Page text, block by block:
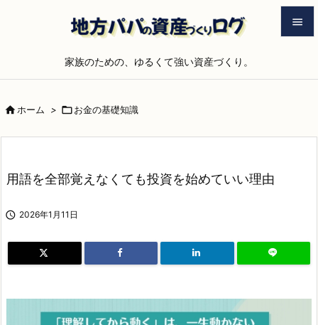
家族のための、ゆるくて強い資産づくり。

前へ
ホーム > お金の基礎知識
用語を全部覚えなくても投資を始めていい理由
 2026年1月11日